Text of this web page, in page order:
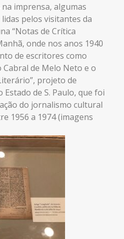
imprensa, algumas
pelos visitantes da
“Notas de Crítica
onde nos anos 1940
de escritores como
Cabral de Melo Neto e o
projeto de
de S. Paulo, que foi
do jornalismo cultural
1956 a 1974 (imagens